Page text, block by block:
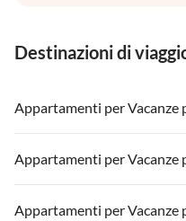
Destinazioni di
Appartamenti per Vacanze
Appartamenti per Vacanze in
Appartamenti per Vacanze in
Appartamenti per Vacanze
Appartamenti per Vacanze in
Appartamenti per Vacanze